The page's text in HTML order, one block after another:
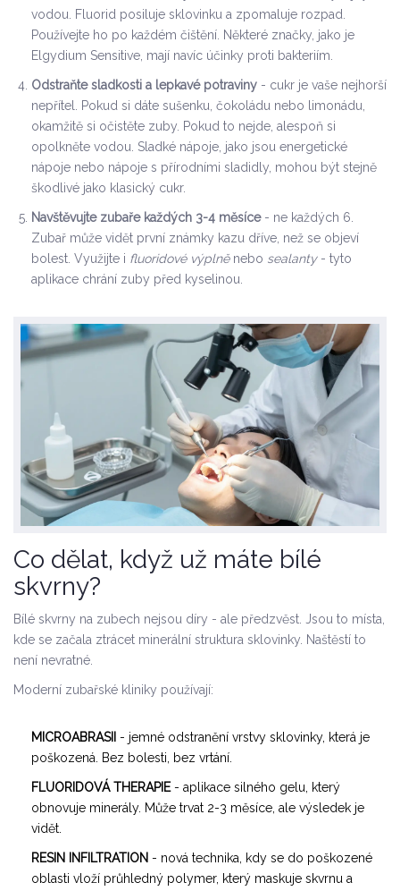
vodou. Fluorid posiluje sklovinku a zpomaluje rozpad.
Používejte ho po každém čištění. Některé značky, jako je
Elgydium Sensitive, mají navíc účinky proti bakteriím.
Odstraňte sladkosti a lepkavé potraviny - cukr je vaše nejhorší
nepřítel. Pokud si dáte sušenku, čokoládu nebo limonádu,
okamžitě si očistěte zuby. Pokud to nejde, alespoň si
opolkněte vodou. Sladké nápoje, jako jsou energetické
nápoje nebo nápoje s přírodními sladidly, mohou být stejně
škodlivé jako klasický cukr.
Navštěvujte zubaře každých 3-4 měsíce- ne každých 6.
Zubař může vidět první známky kazu dříve, než se objeví
bolest. Využijte i fluoridové výplněnebo sealanty- tyto
aplikace chrání zuby před kyselinou.
Co dělat, když už máte bílé
skvrny?
Bílé skvrny na zubech nejsou díry - ale předzvěst. Jsou to místa,
kde se začala ztrácet minerální struktura sklovinky. Naštěstí to
není nevratné.
Moderní zubařské kliniky používají:
MICROABRASII
- jemné odstranění vrstvy sklovinky, která je
poškozená. Bez bolesti, bez vrtání.
FLUORIDOVÁ THERAPIE- aplikace silného gelu, který
obnovuje minerály. Může trvat 2-3 měsíce, ale výsledek je
vidět.
RESIN INFILTRATION - nová technika, kdy se do poškozené
oblasti vloží průhledný polymer, který maskuje skvrnu a